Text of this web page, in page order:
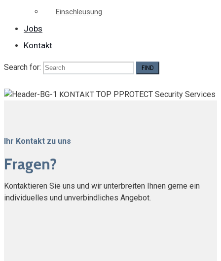
Einschleusung
Jobs
Kontakt
Search for:
KONTAKT TOP PPROTECT Security Services
Ihr Kontakt zu uns
Fragen?
Kontaktieren Sie uns und wir unterbreiten Ihnen gerne ein
individuelles und unverbindliches Angebot.